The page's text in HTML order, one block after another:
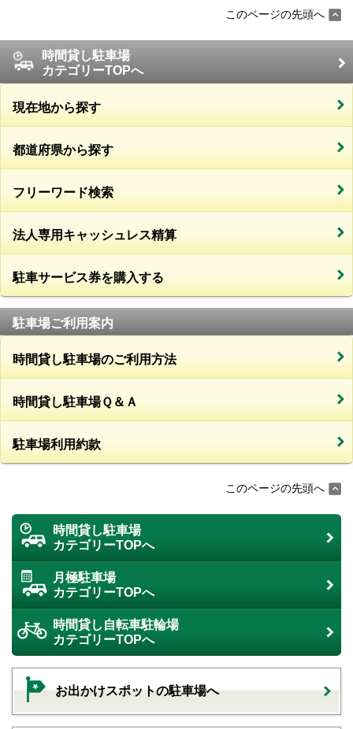
このページの先頭へ
時間貸し駐車場
カテゴリーTOPへ
現在地から探す
都道府県から探す
フリーワード検索
法人専用キャッシュレス精算
駐車サービス券を購入する
駐車場ご利用案内
時間貸し駐車場のご利用方法
時間貸し駐車場Ｑ＆Ａ
駐車場利用約款
このページの先頭へ
時間貸し駐車場
カテゴリーTOPへ
月極駐車場
カテゴリーTOPへ
時間貸し自転車駐輪場
カテゴリーTOPへ
お出かけスポットの駐車場へ